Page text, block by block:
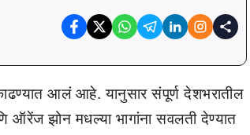
आलं आहे. यानुसार संपूर्ण देशभरातील
ऑरेंज झोन मधल्या भागांना सवलती देण्यात